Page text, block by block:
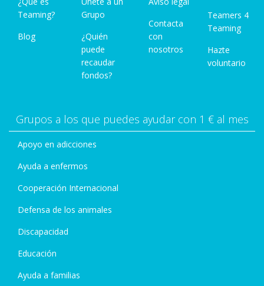
Teaming?
Blog
Grupo
¿Quién
puede
recaudar
fondos?
Contacta
con
nosotros
Teamers 4
Teaming
Hazte
voluntario
Grupos a los que puedes ayudar con 1 € al mes
Apoyo en adicciones
Ayuda a enfermos
Cooperación Internacional
Defensa de los animales
Discapacidad
Educación
Ayuda a familias